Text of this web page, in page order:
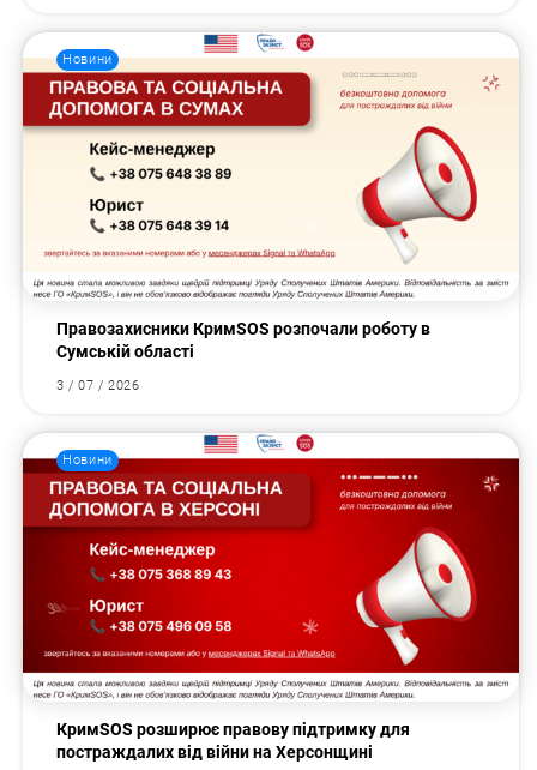
Новини
Правозахисники КримSOS розпочали роботу в
Сумській області
3 / 07 / 2026
Новини
КримSOS розширює правову підтримку для
постраждалих від війни на Херсонщині